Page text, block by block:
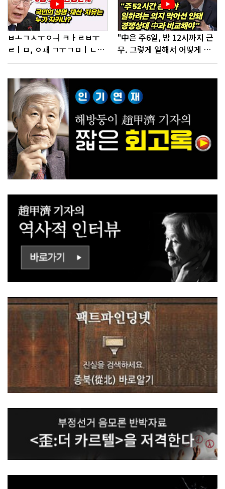
ㅂㅗㄱㅅㅜㅇㅢ ㅋㅏㄹㅂㅜ
ㄹㅣㅁ, ㅇㅙ ㄱㅜㄱㅁㅣㄴㄷ
ㅡㄹㅇㅣ ㄷㅏㅇㅎㅐㅇㅑ ㅎ
"中은 주6일, 밤 12시까지 근
무. 그렇게 일해서 어떻게 경
쟁하냐 반문하더라"